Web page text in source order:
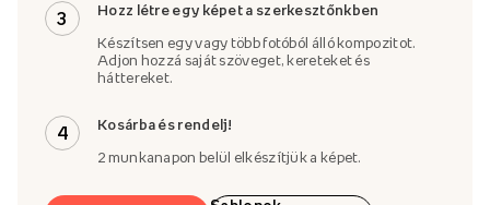
3 Hozz létre egy képet a szerkesztőnkben
Készítsen egy vagy több fotóból álló kompozitot.
Adjon hozzá saját szöveget, kereteket és
háttereket.
4 Kosárba és rendelj!
2 munkanapon belül elkészítjük a képet.